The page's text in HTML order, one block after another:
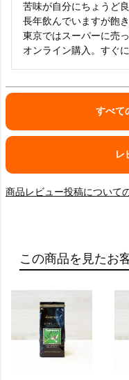
苦味が自分にちょうど
長年飲んでいますが飽き
東京ではスーパーに売
オンライン購入。すぐ
すべて
レ
商品レビュー投稿について
この商品を見たお